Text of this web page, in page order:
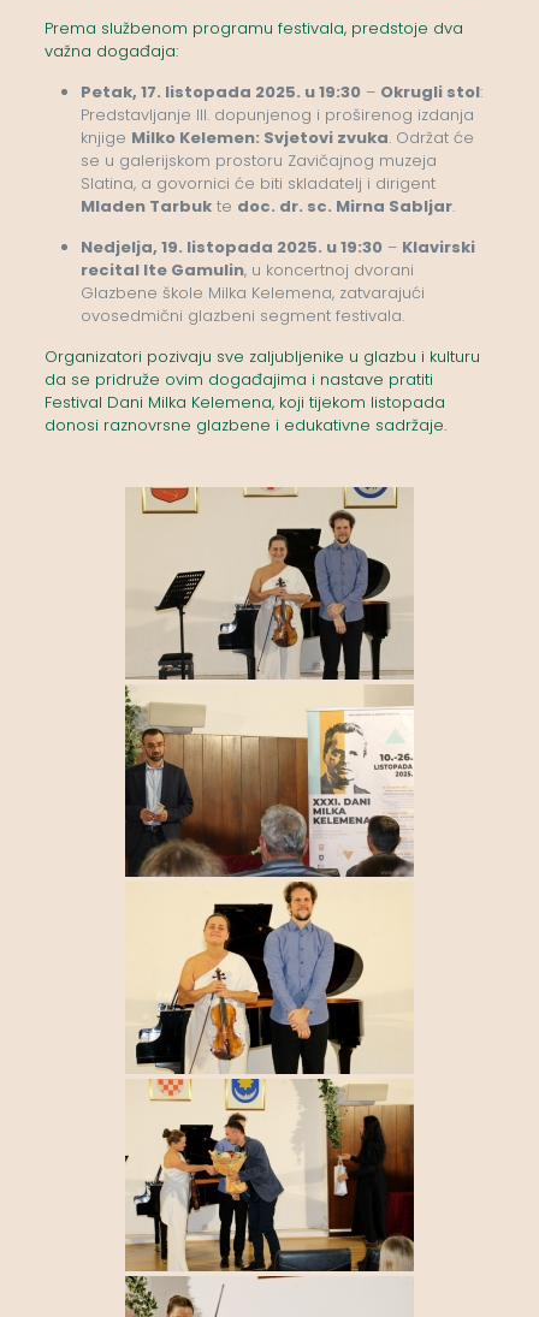
Prema službenom programu festivala, predstoje dva
važna događaja:
Petak, 17. listopada 2025. u 19:30– Okrugli stol:
Predstavljanje III. dopunjenog i proširenog izdanja
knjige Milko Kelemen: Svjetovi zvuka. Održat će
se u galerijskom prostoru Zavičajnog muzeja
Slatina, a govornici će biti skladatelj i dirigent
Mladen Tarbukte doc. dr. sc. Mirna Sabljar.
Nedjelja, 19. listopada 2025. u 19:30– Klavirski
recital Ite Gamulin, u koncertnoj dvorani
Glazbene škole Milka Kelemena, zatvarajući
ovosedmični glazbeni segment festivala.
Organizatori pozivaju sve zaljubljenike u glazbu i kulturu
da se pridruže ovim događajima i nastave pratiti
Festival Dani Milka Kelemena, koji tijekom listopada
donosi raznovrsne glazbene i edukativne sadržaje.